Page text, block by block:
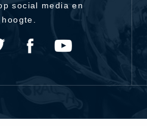
social media en